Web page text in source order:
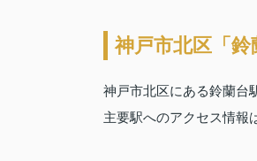
神戸市北区「
神戸市北区にある鈴蘭台
主要駅へのアクセス情報